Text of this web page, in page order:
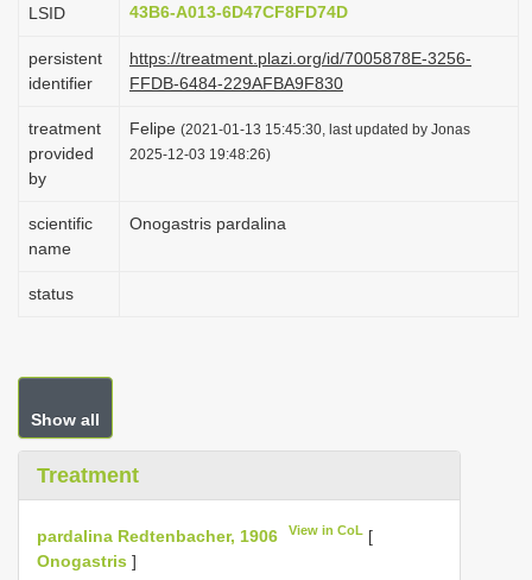
o
LSID
43B6-A013-6D47CF8FD74D
persistent
identifier
https://treatment.plazi.org/id/7005878E-3256-
FFDB-6484-229AFBA9F830
treatment
provided
by
Felipe (2021-01-13 15:45:30, last updated by Jonas
2025-12-03 19:48:26)
scientific
name
Onogastris pardalina
status
Show all
Treatment
pardalina Redtenbacher, 1906 View in CoL [
Onogastris ]